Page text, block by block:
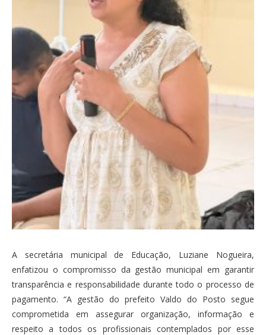
A secretária municipal de Educação, Luziane Nogueira,
enfatizou o compromisso da gestão municipal em garantir
transparência e responsabilidade durante todo o processo de
pagamento. “A gestão do prefeito Valdo do Posto segue
comprometida em assegurar organização, informação e
respeito a todos os profissionais contemplados por esse